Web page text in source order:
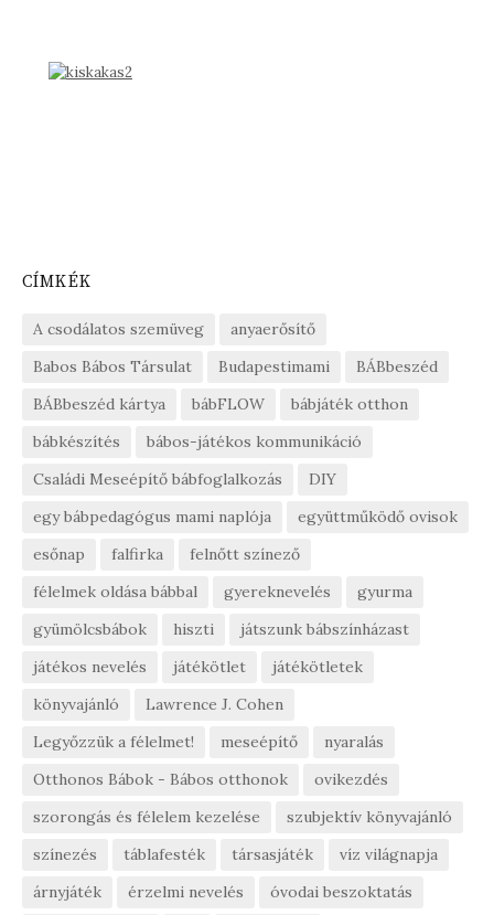
CÍMKÉK
A csodálatos szemüveg
anyaerősítő
Babos Bábos Társulat
Budapestimami
BÁBbeszéd
BÁBbeszéd kártya
bábFLOW
bábjáték otthon
bábkészítés
bábos-játékos kommunikáció
Családi Meseépítő bábfoglalkozás
DIY
egy bábpedagógus mami naplója
együttműködő ovisok
esőnap
falfirka
felnőtt színező
félelmek oldása bábbal
gyereknevelés
gyurma
gyümölcsbábok
hiszti
játszunk bábszínházast
játékos nevelés
játékötlet
játékötletek
könyvajánló
Lawrence J. Cohen
Legyőzzük a félelmet!
meseépítő
nyaralás
Otthonos Bábok - Bábos otthonok
ovikezdés
szorongás és félelem kezelése
szubjektív könyvajánló
színezés
táblafesték társasjáték
víz világnapja
árnyjáték
érzelmi nevelés óvodai beszoktatás